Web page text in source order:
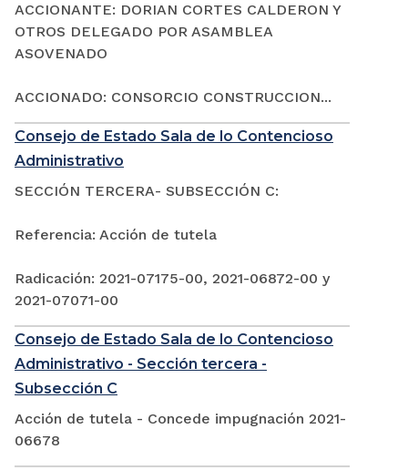
ACCIONANTE: DORIAN CORTES CALDERON Y
OTROS DELEGADO POR ASAMBLEA
ASOVENADO
ACCIONADO: CONSORCIO CONSTRUCCION...
Consejo de Estado Sala de lo Contencioso
Administrativo
SECCIÓN TERCERA- SUBSECCIÓN C:
Referencia: Acción de tutela
Radicación: 2021-07175-00, 2021-06872-00 y
2021-07071-00
Consejo de Estado Sala de lo Contencioso
Administrativo - Sección tercera -
Subsección C
Acción de tutela - Concede impugnación 2021-
06678